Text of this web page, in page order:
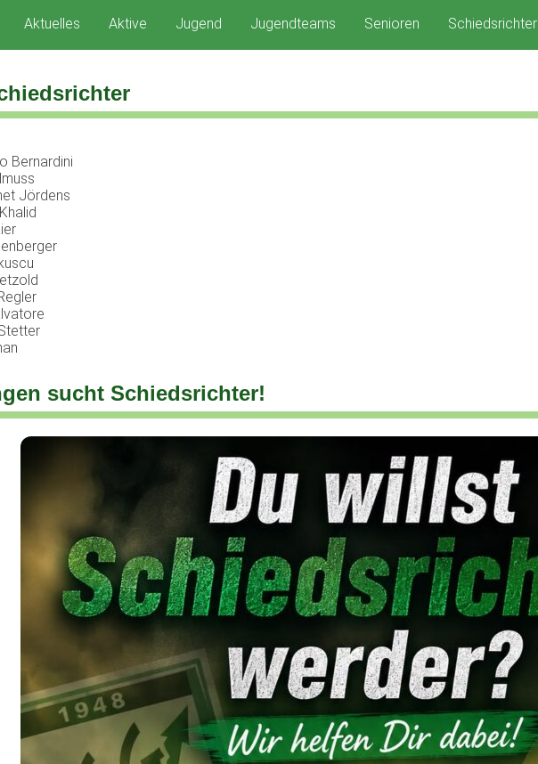
Aktuelles Aktive Jugend Jugendteams Senioren Schiedsrichter
Bernardini
Jördens
sucht Schiedsrichter!